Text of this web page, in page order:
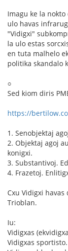
Imagu ke la
ulo havas
"Vidigxi"
la ulo estas
en tuta malhelo
politika skandalo
○
Sed kiom diris
https://
1. Senobjektaj
2. Objektaj agoj
konigxi.
3. Substantivoj.
4. Frazetoj.
Cxu Vidigxi
Trioblan.
Iu:
Vidigxas
Vidigxas sportisto.